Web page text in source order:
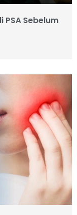
PSA Sebelum